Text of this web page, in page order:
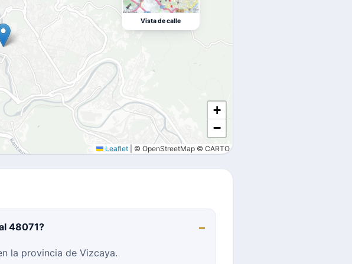
+
−
Leaflet © OpenStreetMap © CARTO
Vista de calle
48071?
la provincia de Vizcaya.